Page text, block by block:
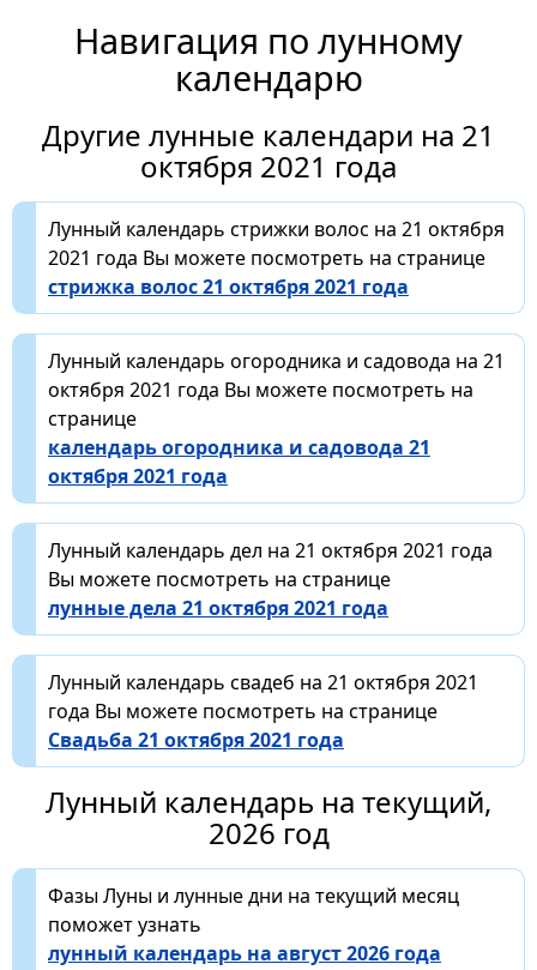
Навигация по лунному
календарю
Другие лунные календари на 21
октября 2021 года
Лунный календарь стрижки волос на 21 октября
2021 года Вы можете посмотреть на странице
стрижка волос 21 октября 2021 года
Лунный календарь огородника и садовода на 21
октября 2021 года Вы можете посмотреть на
странице
календарь огородника и садовода 21
октября 2021 года
Лунный календарь дел на 21 октября 2021 года
Вы можете посмотреть на странице
лунные дела 21 октября 2021 года
Лунный календарь свадеб на 21 октября 2021
года Вы можете посмотреть на странице
Свадьба 21 октября 2021 года
Лунный календарь на текущий,
2026 год
Фазы Луны и лунные дни на текущий месяц
поможет узнать
лунный календарь на август 2026 года